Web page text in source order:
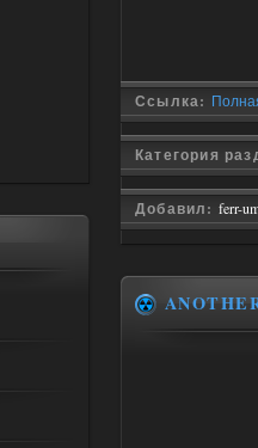
Ссылка:
Категория
Добавил: ferr-